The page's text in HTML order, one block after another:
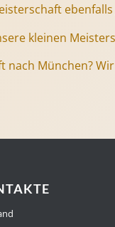
kleinen
nach München?